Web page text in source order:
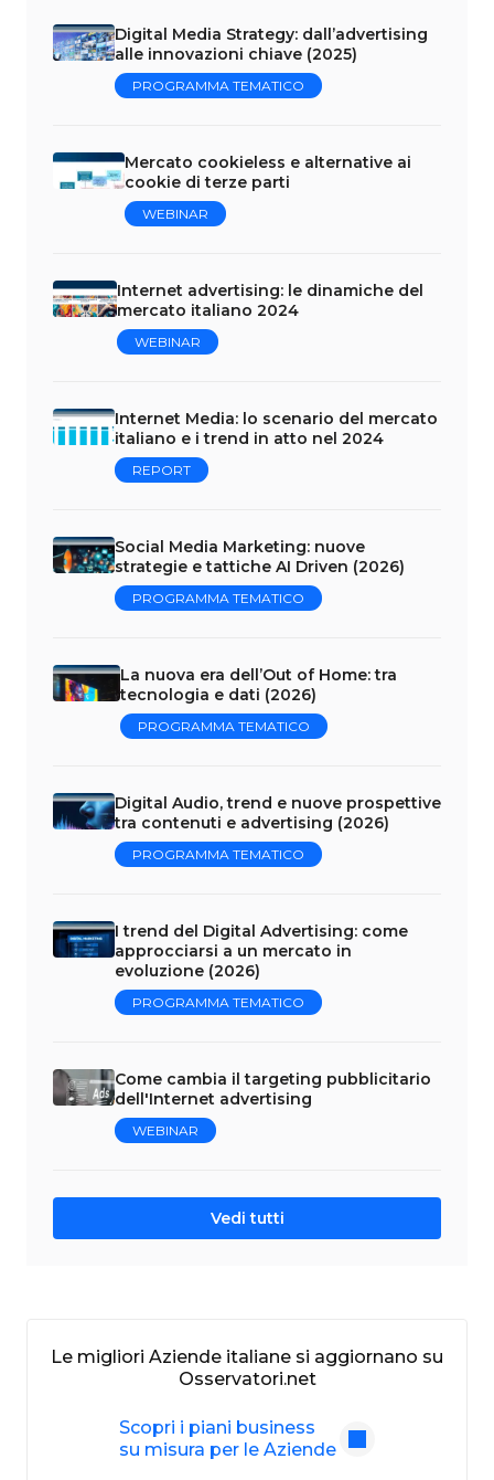
Digital Media Strategy: dall’advertising
alle innovazioni chiave (2025)
PROGRAMMA TEMATICO
Mercato cookieless e alternative ai
cookie di terze parti
WEBINAR
Internet advertising: le dinamiche del
mercato italiano 2024
WEBINAR
Internet Media: lo scenario del mercato
italiano e i trend in atto nel 2024
REPORT
Social Media Marketing: nuove
strategie e tattiche AI Driven (2026)
PROGRAMMA TEMATICO
La nuova era dell’Out of Home: tra
tecnologia e dati (2026)
PROGRAMMA TEMATICO
Digital Audio, trend e nuove prospettive
tra contenuti e advertising (2026)
PROGRAMMA TEMATICO
I trend del Digital Advertising: come
approcciarsi a un mercato in
evoluzione (2026)
PROGRAMMA TEMATICO
Come cambia il targeting pubblicitario
dell'Internet advertising
WEBINAR
Vedi tutti
Le migliori Aziende italiane si aggiornano su
Osservatori.net
Scopri i piani business
su misura per le Aziende